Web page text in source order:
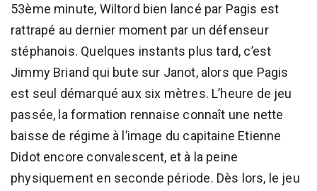
53ème minute, Wiltord bien lancé par Pagis est
rattrapé au dernier moment par un défenseur
stéphanois. Quelques instants plus tard, c’est
Jimmy Briand qui bute sur Janot, alors que Pagis
est seul démarqué aux six mètres. L’heure de jeu
passée, la formation rennaise connaît une nette
baisse de régime à l’image du capitaine Etienne
Didot encore convalescent, et à la peine
physiquement en seconde période. Dès lors, le jeu